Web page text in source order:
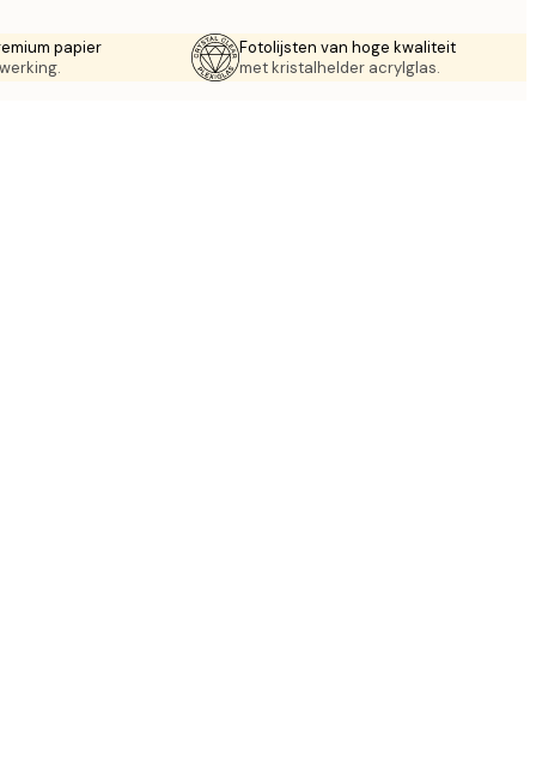
papier
Fotolijsten van hoge kwaliteit
met kristalhelder acrylglas.